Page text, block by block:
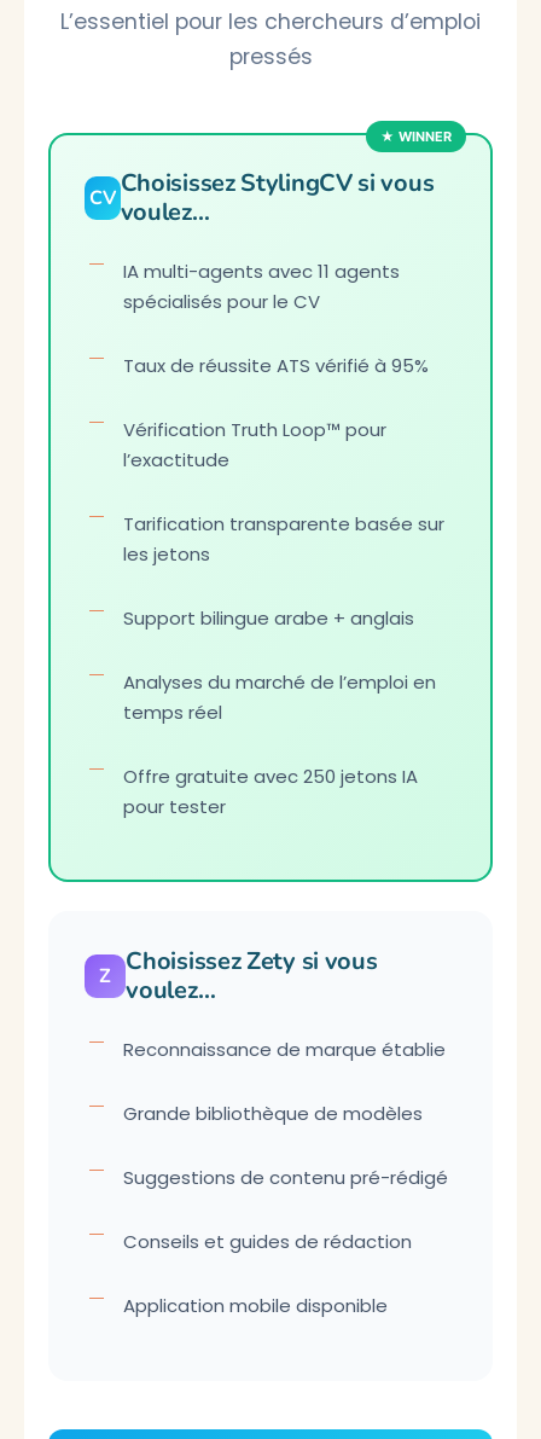
L’essentiel pour les chercheurs d’emploi
pressés
CVChoisissez StylingCV si vous
voulez…
IA multi-agents avec 11 agents
spécialisés pour le CV
Taux de réussite ATS vérifié à 95%
Vérification Truth Loop™ pour
l’exactitude
Tarification transparente basée sur
les jetons
Support bilingue arabe + anglais
Analyses du marché de l’emploi en
temps réel
Offre gratuite avec 250 jetons IA
pour tester
Z Choisissez Zety si vous
voulez…
Reconnaissance de marque établie
Grande bibliothèque de modèles
Suggestions de contenu pré-rédigé
Conseils et guides de rédaction
Application mobile disponible